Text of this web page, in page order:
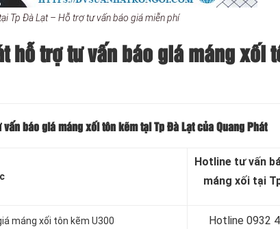
Tp Đà Lạt – Hỗ trợ tư vấn báo giá miễn phí
hỗ trợ tư vấn báo giá máng xối
báo giá máng xối tôn kẽm tại Tp Đà Lạt của Quang Phát
Hotline tư vấn
máng xối tại
máng xối tôn kẽm U300 Hotline 0932